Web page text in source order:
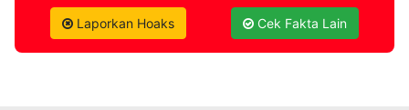
Laporkan Hoaks Cek Fakta Lain